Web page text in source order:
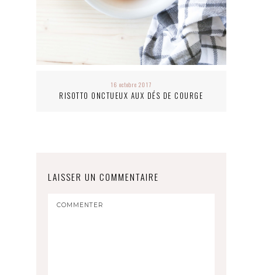
16 octobre 2017
RISOTTO ONCTUEUX AUX DÉS DE COURGE
LAISSER UN COMMENTAIRE